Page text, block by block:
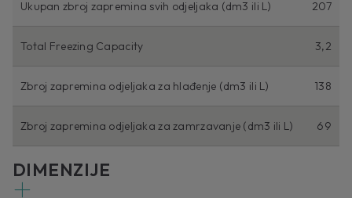
Ukupan zbroj zapremina svih odjeljaka (dm3 ili L) 207
Total Freezing Capacity 3,2
Zbroj zapremina odjeljaka za hlađenje (dm3 ili L) 138
Zbroj zapremina odjeljaka za zamrzavanje (dm3 ili L) 69
DIMENZIJE